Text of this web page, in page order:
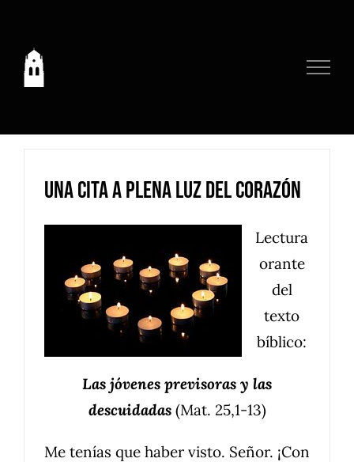
contenido
Una cita a plena luz del corazón
Lectura
orante
del
texto
bíblico:
Las jóvenes previsoras y las
descuidadas(Mat. 25,1-13)
Me tenías que haber visto. Señor. ¡Con